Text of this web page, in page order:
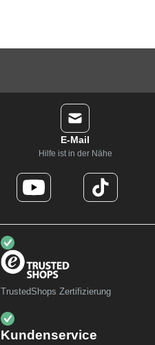
E-Mail
Hilfe ist in der Nähe
TrustedShops Zertifizierung
Kundenservice